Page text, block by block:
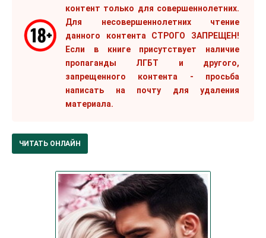
контент только для совершеннолетних.
Для несовершеннолетних чтение
данного контента СТРОГО ЗАПРЕЩЕН!
Если в книге присутствует наличие
пропаганды ЛГБТ и другого,
запрещенного контента - просьба
написать на почту для удаления
материала.
ЧИТАТЬ ОНЛАЙН